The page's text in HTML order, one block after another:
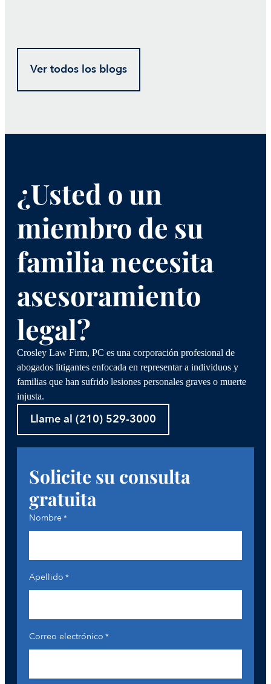
Ver todos los blogs
¿Usted o un
miembro de su
familia necesita
asesoramiento
legal?
Crosley Law Firm, PC es una corporación profesional de
abogados litigantes enfocada en representar a individuos y
familias que han sufrido lesiones personales graves o muerte
injusta.
Llame al (210) 529-3000
Solicite su consulta
gratuita
Nombre*
Apellido *
Correo electrónico *